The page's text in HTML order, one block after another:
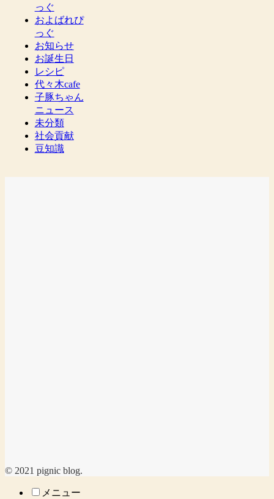
っぐ
およばれぴ
っぐ
お知らせ
お誕生日
レシピ
代々木cafe
子豚ちゃん
ニュース
未分類
社会貢献
豆知識
© 2021 pignic blog.
メニュー